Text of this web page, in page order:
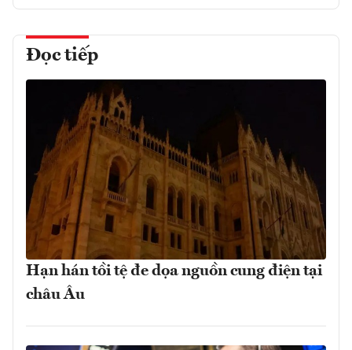
Đọc tiếp
Hạn hán tồi tệ đe dọa nguồn cung điện tại
châu Âu